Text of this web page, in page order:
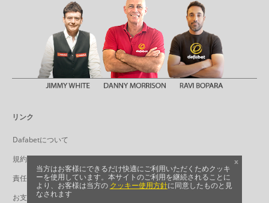
リンク
Dafabetについて
規約
責任あるゲーミング
お支払い方法
当方はお客様にできるだけ快適にご利用いただくためクッキ
ーを使用しています。本サイトのご利用を継続されることに
より、お客様は当方の クッキー使用方針に同意したものと見
なされます
x